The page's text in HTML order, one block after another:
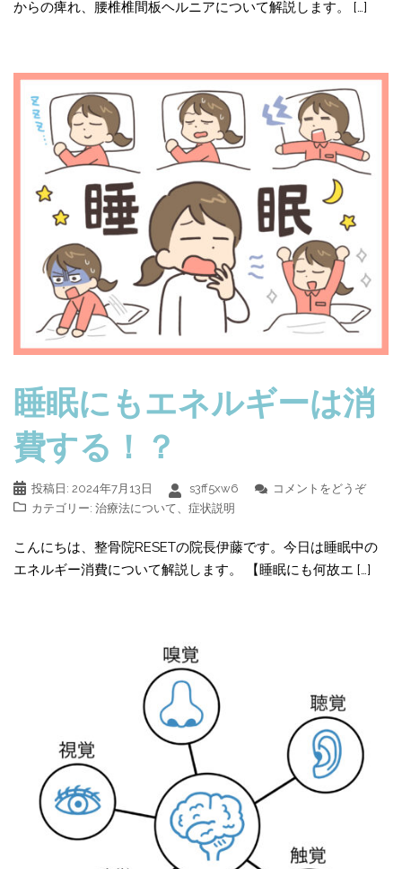
からの痺れ、腰椎椎間板ヘルニアについて解説します。 […]
睡眠にもエネルギーは消
費する！？
投稿日: 2024年7月13日 s3ff5xw6
コメントをどうぞ
カテゴリー: 治療法について 症状説明
こんにちは、整骨院RESETの院長伊藤です。今日は睡眠中の
エネルギー消費について解説します。 【睡眠にも何故エ […]